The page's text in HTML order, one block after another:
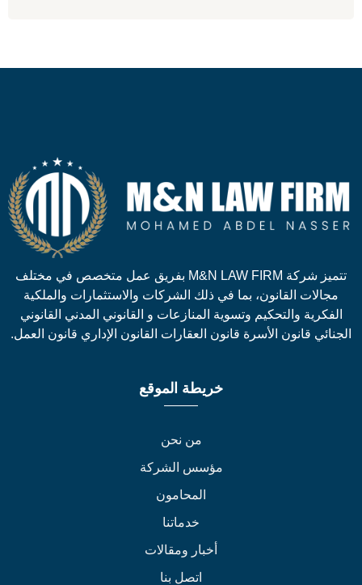
تتميز شركة M&N LAW FIRM بفريق عمل متخصص في مختلف
مجالات القانون، بما في ذلك الشركات والاستثمارات والملكية
والتحكيم وتسوية المنازعات و القانوني المدني القانوني
قانون الأسرة قانون العقارات القانون الإداري قانون العمل.
خريطة الموقع
من نحن
مؤسس الشركة
المحامون
خدماتنا
أخبار ومقالات
اتصل بنا